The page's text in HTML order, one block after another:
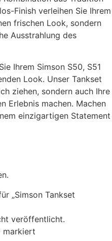
Finish verleihen Sie Ihrem
frischen Look, sondern
Ausstrahlung des
Ihrem Simson S50, S51
Look. Unser Tankset
ziehen, sondern auch Ihre
Erlebnis machen. Machen
einzigartigen Statement
„Simson Tankset
veröffentlicht.
markiert